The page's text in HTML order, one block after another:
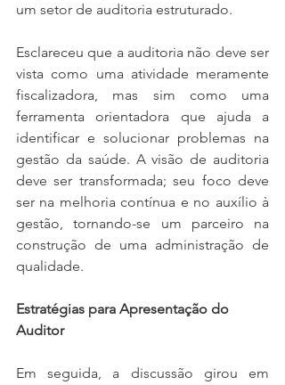
um setor de auditoria estruturado.
Esclareceu que a auditoria não deve ser
vista como uma atividade meramente
fiscalizadora, mas sim como uma
ferramenta orientadora que ajuda a
identificar e solucionar problemas na
gestão da saúde. A visão de auditoria
deve ser transformada; seu foco deve
ser na melhoria contínua e no auxílio à
gestão, tornando-se um parceiro na
construção de uma administração de
qualidade.
Estratégias para Apresentação do
Auditor
Em seguida, a discussão girou em